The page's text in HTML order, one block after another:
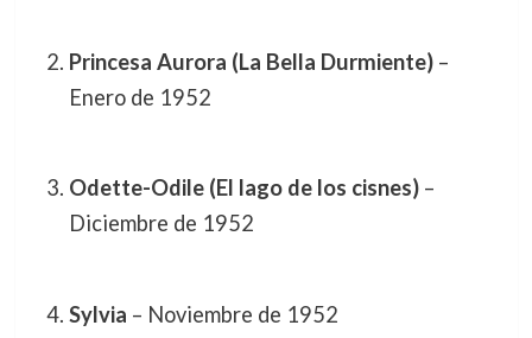
Princesa Aurora (La Bella Durmiente)–
Enero de 1952
Odette-Odile (El lago de los cisnes)–
Diciembre de 1952
Sylvia – Noviembre de 1952